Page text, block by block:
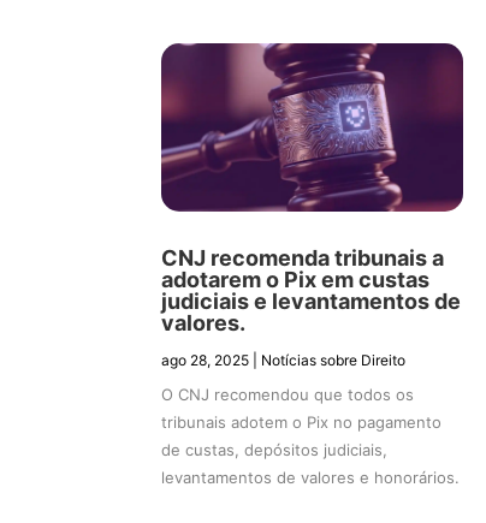
CNJ recomenda tribunais a
adotarem o Pix em custas
judiciais e levantamentos de
valores.
ago 28, 2025 Notícias sobre Direito
O CNJ recomendou que todos os
tribunais adotem o Pix no pagamento
de custas, depósitos judiciais,
levantamentos de valores e honorários.